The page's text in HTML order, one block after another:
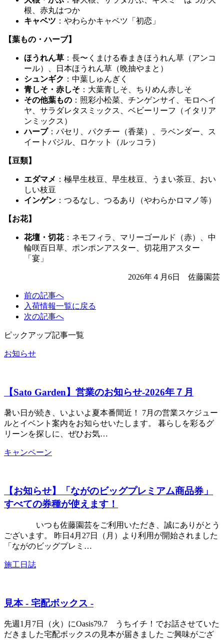
根、赤丸はつか
キャベツ ：やわらかキャベツ「初恋」
【葉もの・ハーブ】
ほうれん草 ：長〜くまける春まきほうれん草（アンコ
ール）、日本ほうれん草（晩抽やまと）
シュンギク ：中葉しゅんぎく
青しそ・赤しそ ：大葉青しそ、ちりめん赤しそ
その他葉もの ：照彩小松菜、チンゲンサイ、モロヘイ
ヤ、サラダレタスミックス、ベビーリーフ（イタリア
ンミックス）
ハーブ：パセリ、パクチー（香菜）、ラベンダー、ス
イートバジル、ロケット（ルッコラ）
【豆類】
エダマメ ：極早生枝豆、早生枝豆、うまい茶豆、おい
しい枝豆
インゲン ：つるなし、つるあり（やわらかロマノ等）
【お花】
花壇・切花：ネモフィラ、マリーゴールド（赤）、中
輪咲百日草、ポンポンアスター、切花用アスター
「宴」
2026年４月6日 佐藤園芸
前の記事へ
入荷情報一覧に 戻る
次の記事へ
ピックアップ記事一覧
お知らせ
【Sato Garden】営業のお知らせ‐2026年７月
暑い日が続き、いよいよ夏本番間近！ 7月の営業スケジュー
ルとイベント案内をお知らせいたします。 暮らしを彩るグ
リーンを探しに、ぜひお気…
キャンペーン
【お知らせ】「ながのビッグプレミアム商品券」
すべての券種が使えます！
いつも佐藤園芸をご利用いただき、誠にありがとう
ございます。 昨日4月27日（月）より利用が開始されました
「ながのビッグプレミ…
施工日誌
見本 - 宅配ボックス -
先週1月7日（火）にOasis79.7 うちイチ！でお話させていた
だきました宅配ボックスの見本が届きました ご興味がござ